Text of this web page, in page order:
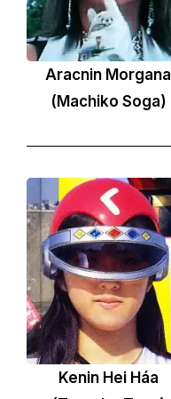
Aracnin Morgana
(Machiko Soga)
Kenin Hei Háa